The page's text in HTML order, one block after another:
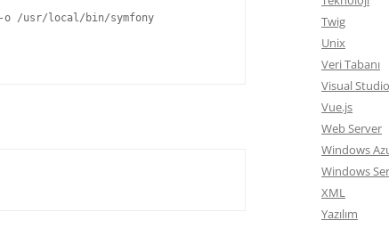
/usr/local/bin/symfony
Twig
Unix
Veri Tabanı
Visual Studio
Vue.js
Web Server
Windows
Windows
XML
Yazılım